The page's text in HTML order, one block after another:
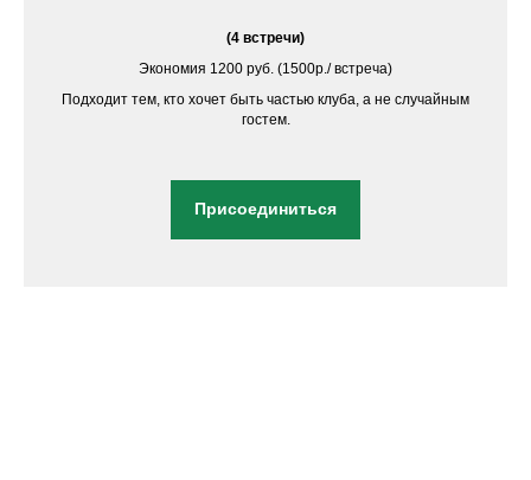
(4 встречи)
Экономия 1200 руб. (1500р./ встреча)
Подходит тем, кто хочет быть частью клуба, а не случайным
гостем.
Присоединиться